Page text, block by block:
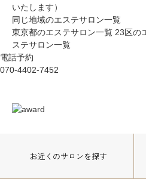
いたします）
同じ地域のエステサロン一覧
東京都のエステサロン一覧 23区の
ステサロン一覧
電話予約
070-4402-7452
お近くのサロンを探す